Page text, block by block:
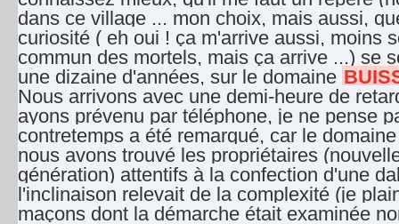
dans ce village ... mon choix, mais aussi,
curiosité ( eh oui ! ça m'arrive aussi, moins
commun des mortels, mais ça arrive ...) se
une dizaine d'années, sur le domaine
Nous arrivons avec une demi-heure de
ayons prévenu par téléphone, je ne pense
contretemps a été remarqué, car le
nous avons trouvé les propriétaires
génération) attentifs à la confection d'une
l'inclinaison relevait de la complexité (je
maçons dont la démarche était examinée